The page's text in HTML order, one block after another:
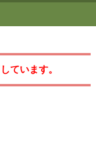
ています。